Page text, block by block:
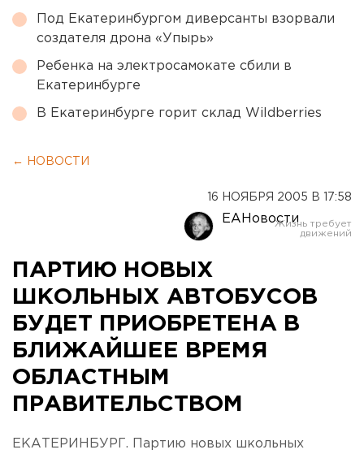
Под Екатеринбургом диверсанты взорвали
создателя дрона «Упырь»
Ребенка на электросамокате сбили в
Екатеринбурге
В Екатеринбурге горит склад Wildberries
← НОВОСТИ
16 НОЯБРЯ 2005 В 17:58
ЕАНовости
ПАРТИЮ НОВЫХ
ШКОЛЬНЫХ АВТОБУСОВ
БУДЕТ ПРИОБРЕТЕНА В
БЛИЖАЙШЕЕ ВРЕМЯ
ОБЛАСТНЫМ
ПРАВИТЕЛЬСТВОМ
ЕКАТЕРИНБУРГ. Партию новых школьных